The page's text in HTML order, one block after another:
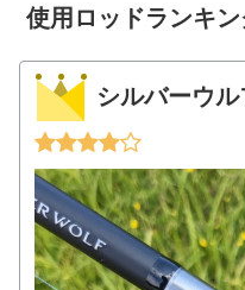
使用ロッドランキン
シルバーウ